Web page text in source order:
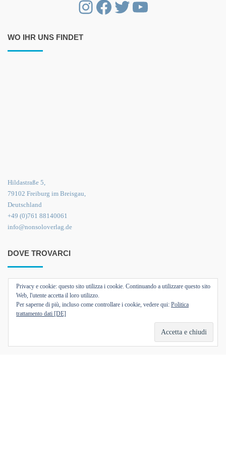
Instagram
Facebook
Twitter
YouTube
WO IHR UNS FINDET
Hildastraße 5,
79102 Freiburg im Breisgau,
Deutschland
+49 (0)761 88140061
info@nonsoloverlag.de
DOVE TROVARCI
Privacy e cookie: questo sito utilizza i cookie. Continuando a utilizzare questo sito
Web, l'utente accetta il loro utilizzo.
Per saperne di più, incluso come controllare i cookie, vedere qui: Politica
trattamento dati [DE]